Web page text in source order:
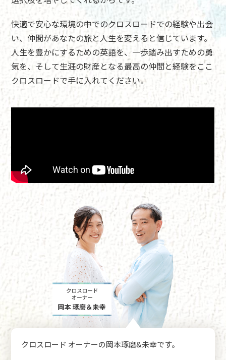
快適で安心な環境の中でのクロスロードでの経験や出会
い、仲間があなたの旅と人生を変えると信じています。
人生を豊かにするための英語を、一歩踏み出すための勇
気を、そして生涯の財産となる最高の仲間と経験をここ
クロスロードで手に入れてください。
クロスロード オーナーの岡本琢磨&未幸です。